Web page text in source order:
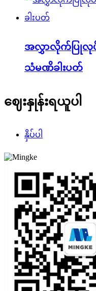
အလွှာလိုက်ပြုလုပ်
သံမဏိခါးပတ်
ဈေးနှုန်းရယူပါ
နှိပ်ပါ